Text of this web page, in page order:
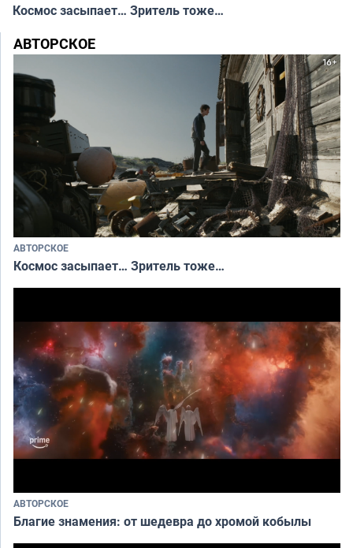
Космос засыпает… Зритель тоже…
АВТОРСКОЕ
АВТОРСКОЕ
Космос засыпает… Зритель тоже…
АВТОРСКОЕ
Благие знамения: от шедевра до хромой кобылы